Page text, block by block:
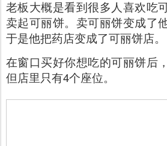
老板大概是看到很多人喜欢吃
卖起可丽饼。卖可丽饼变成了
于是他把药店变成了可丽饼店。
在窗口买好你想吃的可丽饼后
但店里只有4个座位。